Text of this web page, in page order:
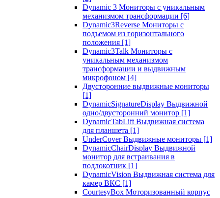
Dynamic 3 Мониторы с уникальным
механизмом трансформации [6]
Dynamic3Reverse Мониторы с
подъемом из горизонтального
положения [1]
Dynamic3Talk Мониторы с
уникальным механизмом
трансформации и выдвижным
микрофоном [4]
Двусторонние выдвижные мониторы
[1]
DynamicSignatureDisplay Выдвижной
одно/двусторонний монитор [1]
DynamicTabLift Выдвижная система
для планшета [1]
UnderCover Выдвижные мониторы [1]
DynamicChairDisplay Выдвижной
монитор для встраивания в
подлокотник [1]
DynamicVision Выдвижная система для
камер ВКС [1]
CourtesyBox Моторизованный корпус